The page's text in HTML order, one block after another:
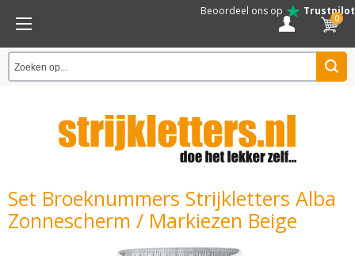
Beoordeel ons op Trustpilot
0
Set Broeknummers Strijkletters Alba
Zonnescherm / Markiezen Beige